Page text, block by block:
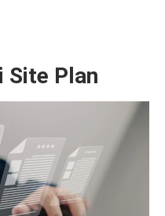
Site Plan